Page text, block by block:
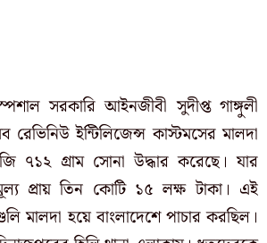
সরকারি আইনজীবী সুদীপ্ত গাঙ্গুলী
রেভিনিউ ইন্টিলিজেন্স কাস্টমসের মালদা
৭১২ গ্রাম সোনা উদ্ধার করেছে। যার
প্রায় তিন কোটি ১৫ লক্ষ টাকা। এই
মালদা হয়ে বাংলাদেশে পাচার করছিল।